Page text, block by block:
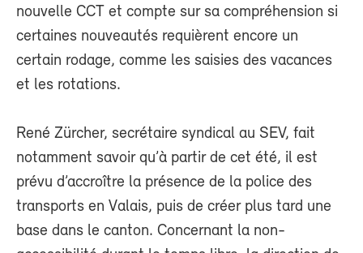
nouvelle CCT et compte sur sa compréhension si
certaines nouveautés requièrent encore un
certain rodage, comme les saisies des vacances
et les rotations.
René Zürcher, secrétaire syndical au SEV, fait
notamment savoir qu’à partir de cet été, il est
prévu d’accroître la présence de la police des
transports en Valais, puis de créer plus tard une
base dans le canton. Concernant la non-